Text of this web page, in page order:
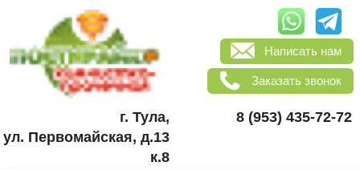
Написать нам
Заказать звонок
г. Тула,
ул. Первомайская, д.13
к.8
8 (953) 435-72-72